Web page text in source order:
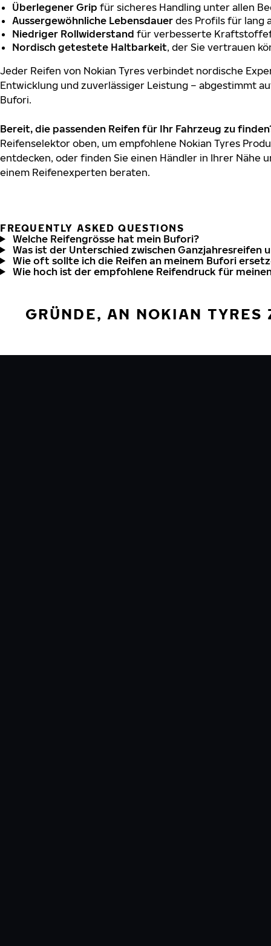
Überlegener Grip für sicheres Handling unter allen
Aussergewöhnliche Lebensdauer des Profils für lang
Niedriger Rollwiderstand für verbesserte
Nordisch getestete Haltbarkeit, der Sie vertrauen
Jeder Reifen von Nokian Tyres verbindet nordische
Entwicklung und zuverlässiger Leistung – abgestimmt
Bufori.
Bereit, die passenden Reifen für Ihr Fahrzeug zu
Reifenselektor oben, um empfohlene Nokian Tyres
entdecken, oder finden Sie einen Händler in Ihrer Nähe
einem Reifenexperten beraten.
FREQUENTLY ASKED QUESTIONS
Welche Reifengrösse hat mein Bufori?
Was ist der Unterschied zwischen Ganzjahresreifen
Wie oft sollte ich die Reifen an meinem Bufori
Wie hoch ist der empfohlene Reifendruck für
GRÜNDE, AN NOKIAN TYRES